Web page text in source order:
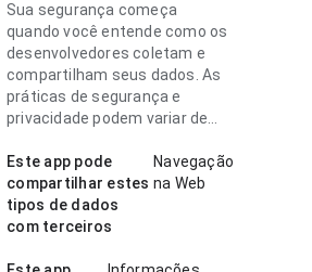
Sua segurança começa
quando você entende como os
desenvolvedores coletam e
compartilham seus dados. As
práticas de segurança e
privacidade podem variar de
idade.
Este app pode
compartilhar estes
tipos de dados
com terceiros
Navegação
na Web